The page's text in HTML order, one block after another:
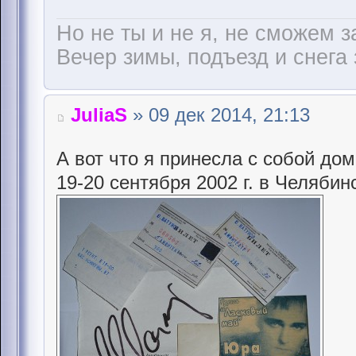
Но не ты и не я, не сможем
Вечер зимы, подъезд и
JuliaS » 09 дек 2014, 21:13
А вот что я принесла с собой
19-20 сентября 2002 г. в